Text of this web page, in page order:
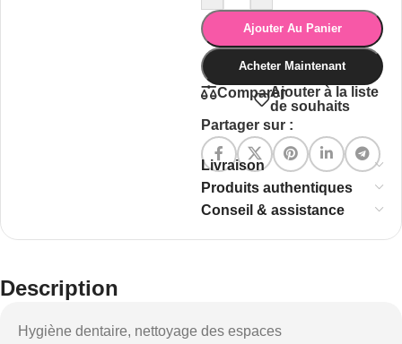
Ajouter Au Panier
Acheter Maintenant
ComparerAjouter à la liste
de souhaits
Partager sur :
Livraison
Produits authentiques
Conseil & assistance
Description
Hygiène dentaire, nettoyage des espaces